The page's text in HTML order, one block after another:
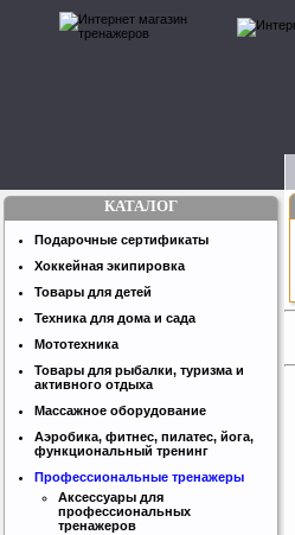
КАТАЛОГ
Подарочные сертификаты
Хоккейная экипировка
Товары для детей
Техника для дома и сада
Мототехника
Товары для рыбалки, туризма и
активного отдыха
Массажное оборудование
Аэробика, фитнес, пилатес, йога,
функциональный тренинг
Профессиональные тренажеры
Аксессуары для
профессиональных
тренажеров